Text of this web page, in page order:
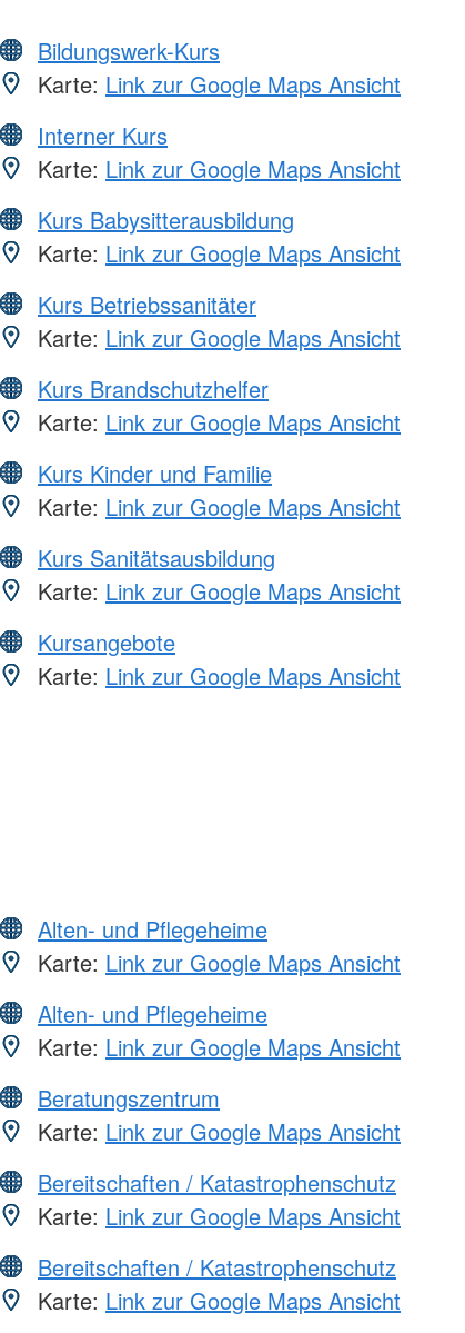
Bildungswerk-Kurs
Karte: Link zur Google Maps Ansicht
Interner Kurs
Karte: Link zur Google Maps Ansicht
Kurs Babysitterausbildung
Karte: Link zur Google Maps Ansicht
Kurs Betriebssanitäter
Karte: Link zur Google Maps Ansicht
Kurs Brandschutzhelfer
Karte: Link zur Google Maps Ansicht
Kurs Kinder und Familie
Karte: Link zur Google Maps Ansicht
Kurs Sanitätsausbildung
Karte: Link zur Google Maps Ansicht
Kursangebote
Karte: Link zur Google Maps Ansicht
Alten- und Pflegeheime
Karte: Link zur Google Maps Ansicht
Alten- und Pflegeheime
Karte: Link zur Google Maps Ansicht
Beratungszentrum
Karte: Link zur Google Maps Ansicht
Bereitschaften / Katastrophenschutz
Karte: Link zur Google Maps Ansicht
Bereitschaften / Katastrophenschutz
Karte: Link zur Google Maps Ansicht